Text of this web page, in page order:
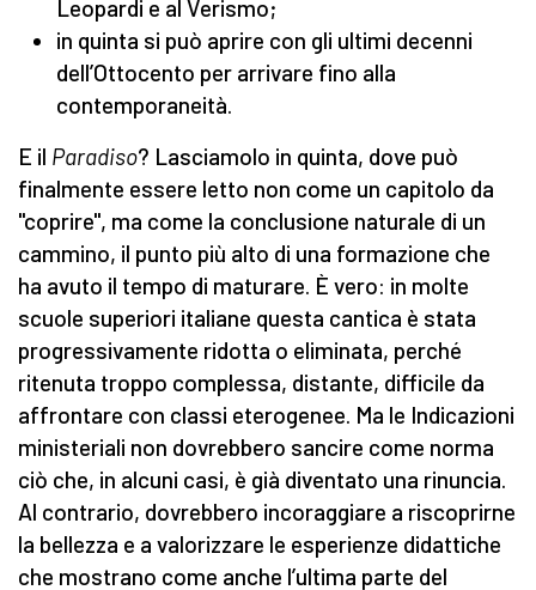
Leopardi e al Verismo;
in quinta si può aprire con gli ultimi decenni
dell’Ottocento per arrivare fino alla
contemporaneità.
E il Paradiso? Lasciamolo in quinta, dove può
finalmente essere letto non come un capitolo da
"coprire", ma come la conclusione naturale di un
cammino, il punto più alto di una formazione che
ha avuto il tempo di maturare. È vero: in molte
scuole superiori italiane questa cantica è stata
progressivamente ridotta o eliminata, perché
ritenuta troppo complessa, distante, difficile da
affrontare con classi eterogenee. Ma le Indicazioni
ministeriali non dovrebbero sancire come norma
ciò che, in alcuni casi, è già diventato una rinuncia.
Al contrario, dovrebbero incoraggiare a riscoprirne
la bellezza e a valorizzare le esperienze didattiche
che mostrano come anche l’ultima parte del